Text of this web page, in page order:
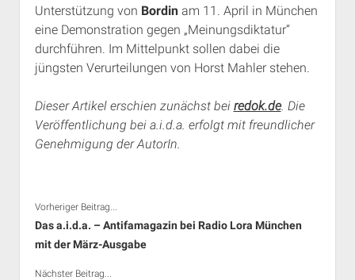
Unterstützung von Bordinam 11. April in München
eine Demonstration gegen „Meinungsdiktatur“
durchführen. Im Mittelpunkt sollen dabei die
jüngsten Verurteilungen von Horst Mahler stehen.
Dieser Artikel erschien zunächst bei redok.de. Die
Veröffentlichung bei a.i.d.a. erfolgt mit freundlicher
Genehmigung der AutorIn.
Vorheriger Beitrag...
Das a.i.d.a. – Antifamagazin bei Radio Lora München
mit der März-Ausgabe
Nächster Beitrag...